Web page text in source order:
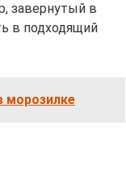
завернутый в
в подходящий
морозилке